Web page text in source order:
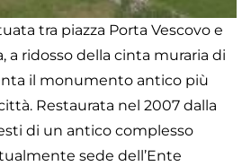
tra piazza Porta Vescovo e
a ridosso della cinta muraria di
il monumento antico più
Restaurata nel 2007 dalla
di un antico complesso
sede dell’Ente